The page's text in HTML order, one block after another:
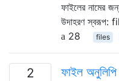
ফাইলের নামের
উদাহরণ স্বরূপ:
28
files
2
ফাইল